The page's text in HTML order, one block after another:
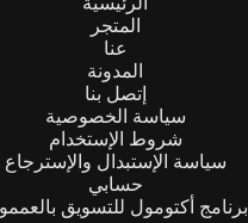
المتجر
عنا
المدونة
إتصل بنا
سياسة الخصوصية
شروط الإستخدام
سياسة الإستبدال والإسترجاع
حسابي
برنامج أكتومول للتسويق